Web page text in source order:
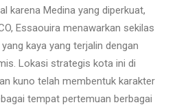
karena Medina yang diperkuat,
Essaouira menawarkan sekilas
kaya yang terjalin dengan
Lokasi strategis kota ini di
kuno telah membentuk karakter
tempat pertemuan berbagai